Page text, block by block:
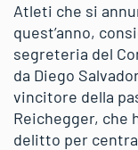
Atleti che si
quest’anno,
segreteria del
da Diego
vincitore della
Reichegger, che
delitto per